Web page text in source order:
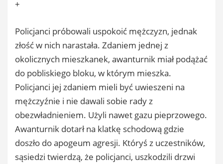
+
Policjanci próbowali uspokoić mężczyzn, jednak
złość w nich narastała. Zdaniem jednej z
okolicznych mieszkanek, awanturnik miał podążać
do pobliskiego bloku, w którym mieszka.
Policjanci jej zdaniem mieli być uwieszeni na
mężczyźnie i nie dawali sobie rady z
obezwładnieniem. Użyli nawet gazu pieprzowego.
Awanturnik dotarł na klatkę schodową gdzie
doszło do apogeum agresji. Któryś z uczestników,
sąsiedzi twierdzą, że policjanci, uszkodzili drzwi